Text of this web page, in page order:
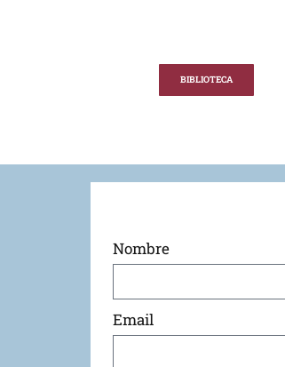
BIBLIOTECA
Nombre
Email